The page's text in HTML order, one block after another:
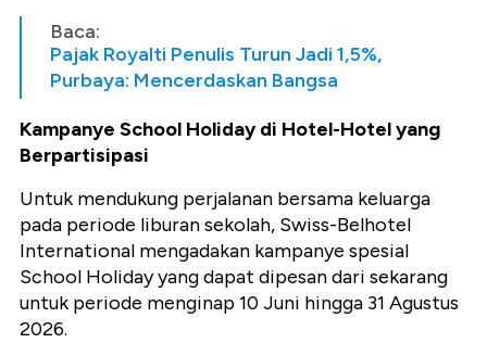
Baca:
Pajak Royalti Penulis Turun Jadi 1,5%,
Purbaya: Mencerdaskan Bangsa
Kampanye School Holiday di Hotel-Hotel yang
Berpartisipasi
Untuk mendukung perjalanan bersama keluarga
pada periode liburan sekolah, Swiss-Belhotel
International mengadakan kampanye spesial
School Holiday yang dapat dipesan dari sekarang
untuk periode menginap 10 Juni hingga 31 Agustus
2026.